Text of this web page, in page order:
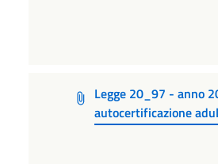
Legge 20_97 - anno
autocertificazione